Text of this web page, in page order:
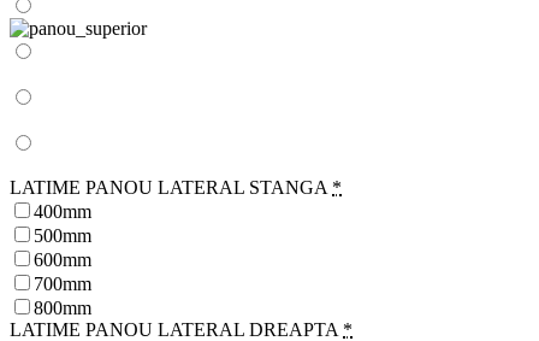
LATIME PANOU LATERAL STANGA *
400mm
500mm
600mm
700mm
800mm
LATIME PANOU LATERAL DREAPTA *